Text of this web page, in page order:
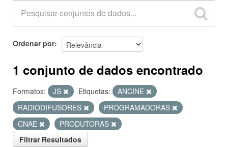
GRUPOS
SOBRE
Ordenar por
1 conjunto de dados encontrado
Formatos: JS Etiquetas:
ANCINE
RADIODIFUSORES
PROGRAMADORAS
CNAE
PRODUTORAS
Filtrar Resultados